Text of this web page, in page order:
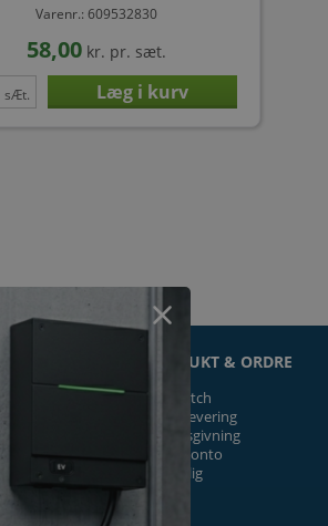
Varenr.: 609532830
58,00 kr. pr. sæt.
sÆt.
PRODUKT & ORDRE
Prismatch
Fragt/levering
Tilbudsgivning
Firmakonto
Offentlig